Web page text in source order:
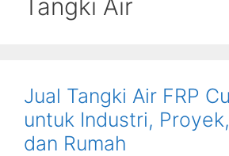
Tangki Air
Jual Tangki Air FRP
untuk Industri,
dan Rumah